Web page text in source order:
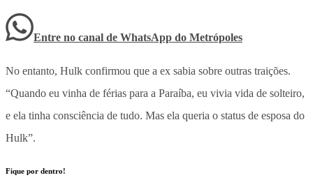
Entre no canal de WhatsApp do Metrópoles
No entanto, Hulk confirmou que a ex sabia sobre outras traições.
“Quando eu vinha de férias para a Paraíba, eu vivia vida de solteiro,
e ela tinha consciência de tudo. Mas ela queria o status de esposa do
Hulk”.
Fique por dentro!